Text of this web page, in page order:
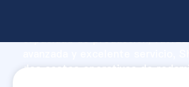
capacidad de producción,
dos costos operativos de